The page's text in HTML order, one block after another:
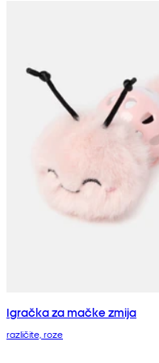
Igračka za mačke zmija
različite, roze